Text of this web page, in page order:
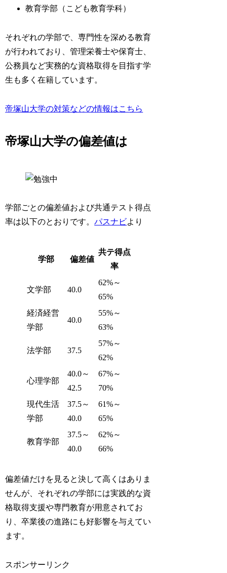
教育学部（こども教育学科）
それぞれの学部で、専門性を深める教育
が行われており、管理栄養士や保育士、
公務員など実務的な資格取得を目指す学
生も多く在籍しています。
帝塚山大学の対策などの情報はこちら
帝塚山大学の偏差値は
学部ごとの偏差値および共通テスト得点
率は以下のとおりです。パスナビより
学部 偏差値
共テ得点
率
文学部 40.0
62%～
65%
経済経営
学部
40.0
55%～
63%
法学部 37.5
57%～
62%
心理学部
40.0～
42.5
67%～
70%
現代生活
学部
37.5～
40.0
61%～
65%
教育学部
37.5～
40.0
62%～
66%
偏差値だけを見ると決して高くはありま
せんが、それぞれの学部には実践的な資
格取得支援や専門教育が用意されてお
り、卒業後の進路にも好影響を与えてい
ます。
スポンサーリンク